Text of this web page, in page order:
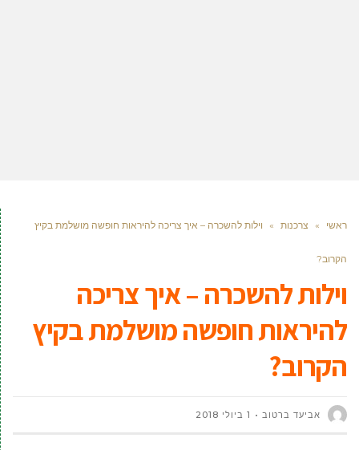
ראשי » צרכנות » וילות להשכרה – איך צריכה להיראות חופשה מושלמת בקיץ
הקרוב?
וילות להשכרה – איך צריכה
להיראות חופשה מושלמת בקיץ
הקרוב?
אביעד ברטוב 1 ביולי 2018